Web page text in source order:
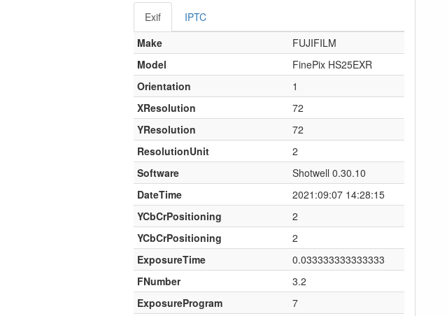
Exif
IPTC
Make
FUJIFILM
Model
FinePix HS25EXR
Orientation
1
XResolution
72
YResolution
72
ResolutionUnit
2
Software
Shotwell 0.30.10
DateTime
2021:09:07 14:28:15
YCbCrPositioning
2
YCbCrPositioning
2
ExposureTime
0.033333333333333
FNumber
3.2
ExposureProgram
7